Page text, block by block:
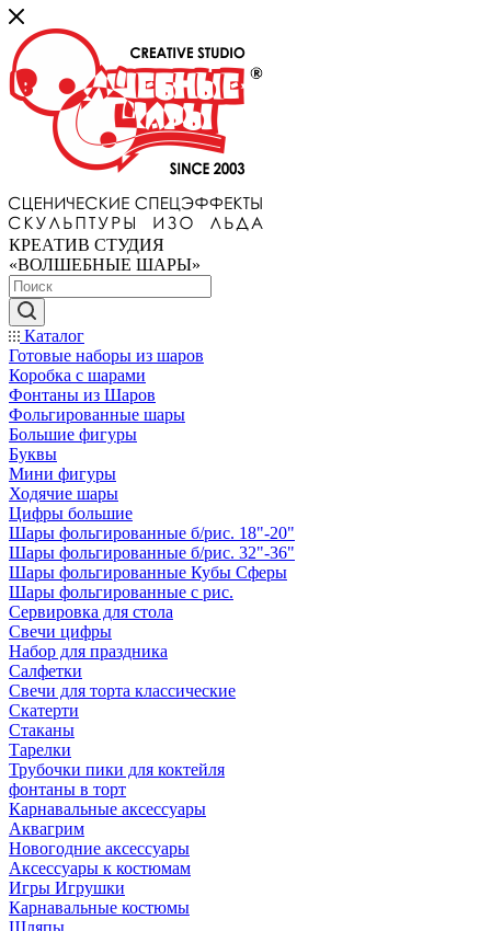
КРЕАТИВ СТУДИЯ
«ВОЛШЕБНЫЕ ШАРЫ»
Каталог
Готовые наборы из шаров
Коробка с шарами
Фонтаны из Шаров
Фольгированные шары
Большие фигуры
Буквы
Мини фигуры
Ходячие шары
Цифры большие
Шары фольгированные б/рис. 18"-20"
Шары фольгированные б/рис. 32"-36"
Шары фольгированные Кубы Сферы
Шары фольгированные с рис.
Сервировка для стола
Свечи цифры
Набор для праздника
Салфетки
Свечи для торта классические
Скатерти
Стаканы
Тарелки
Трубочки пики для коктейля
фонтаны в торт
Карнавальные аксессуары
Аквагрим
Новогодние аксессуары
Аксессуары к костюмам
Игры Игрушки
Карнавальные костюмы
Шляпы